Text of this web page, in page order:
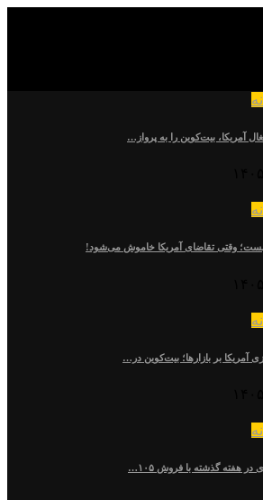
آمریکا، بیت‌کوین را به پرواز…
وقتی تقاضای آمریکا خاموش می‌شود!
آمریکا بر بازارها؛ بیت‌کوین در…
هفته گذشته با فروش ۱۰۵…